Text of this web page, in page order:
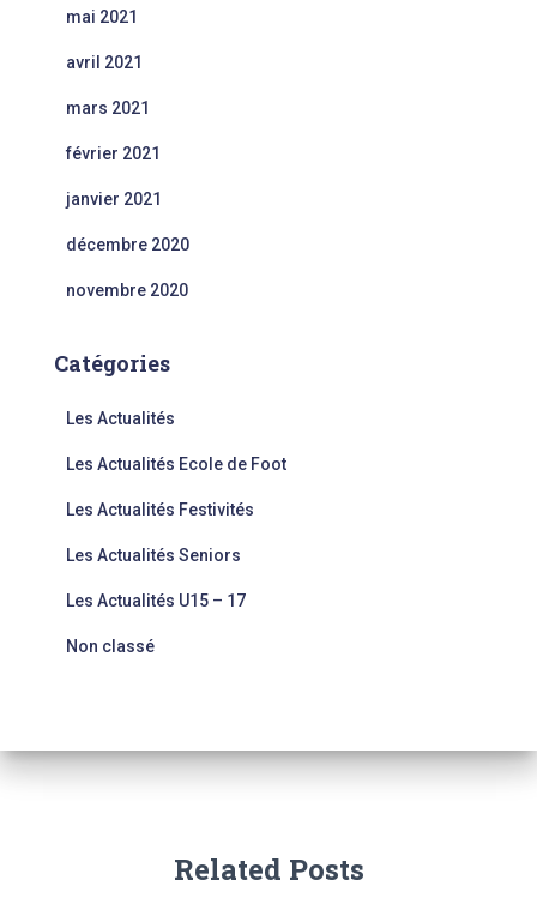
mai 2021
avril 2021
mars 2021
février 2021
janvier 2021
décembre 2020
novembre 2020
Catégories
Les Actualités
Les Actualités Ecole de Foot
Les Actualités Festivités
Les Actualités Seniors
Les Actualités U15 – 17
Non classé
Related Posts